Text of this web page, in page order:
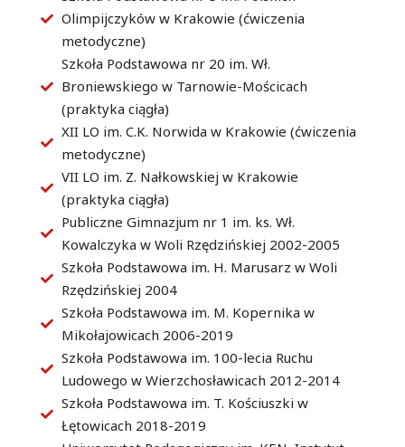
Olimpijczyków w Krakowie (ćwiczenia
metodyczne)
Szkoła Podstawowa nr 20 im. Wł.
Broniewskiego w Tarnowie-Mościcach
(praktyka ciągła)
XII LO im. C.K. Norwida w Krakowie (ćwiczenia
metodyczne)
VII LO im. Z. Nałkowskiej w Krakowie
(praktyka ciągła)
Publiczne Gimnazjum nr 1 im. ks. Wł.
Kowalczyka w Woli Rzędzińskiej 2002-2005
Szkoła Podstawowa im. H. Marusarz w Woli
Rzędzińskiej 2004
Szkoła Podstawowa im. M. Kopernika w
Mikołajowicach 2006-2019
Szkoła Podstawowa im. 100-lecia Ruchu
Ludowego w Wierzchosławicach 2012-2014
Szkoła Podstawowa im. T. Kościuszki w
Łętowicach 2018-2019